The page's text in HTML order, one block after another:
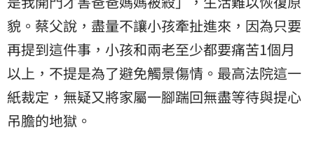
貌。蔡父說，盡量不讓小孩牽扯進來，因為只要
再提到這件事，小孩和兩老至少都要痛苦1個月
以上，不提是為了避免觸景傷情。最高法院這一
紙裁定，無疑又將家屬一腳踹回無盡等待與提心
吊膽的地獄。